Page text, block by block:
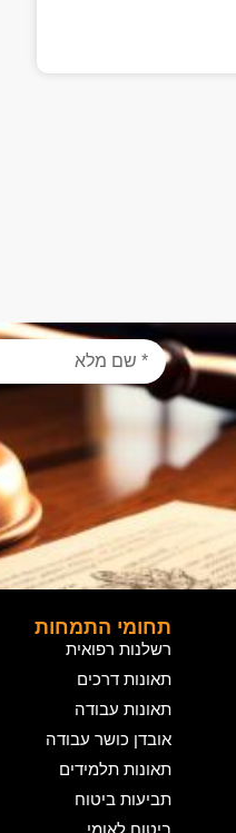
תחומי התמחות
רשלנות רפואית
תאונות דרכים
תאונות עבודה
אובדן כושר עבודה
תאונות תלמידים
תביעות ביטוח
ביטוח לאומי